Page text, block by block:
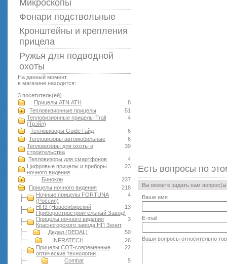
Микроскопы
Фонари подствольные
Кронштейны и крепления
прицела
Ружья для подводной
оxоты
На данный момент
в магазине находится:
3 посетитель(ей)
8
Прицелы ATN АТН
51
Тепловизионные прицелы
4
Тепловизионные прицелы Trail
(Трэйл)
6
Тепловизоры Guide Гайд
6
Тепловизоры автомобильные
39
Тепловизоры для охоты и
строительства
4
Тепловизоры для смартфонов
23
Цифровые прицелы и приборы
ночного видения
237
Бинокли
218
Прицелы ночного видения
4
Ночные прицелы FORTUNA
(Россия)
13
НПЗ (Новосибирский
Приборостростроительный Завод)
3
Прицелы ночного видения
Красногорского завода НП Зенит
50
Дедал (DEDAL)
26
INFRATECH
22
Прицелы СОТ-современные
оптические технологии
5
Combat
Есть вопросы по
Вы можете задать нам
Ваше имя
E-mail
Ваши вопросы относительно